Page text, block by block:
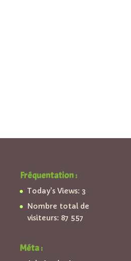
Fréquentation :
Today's Views:3
Nombre total de
visiteurs: 87 557
Méta :